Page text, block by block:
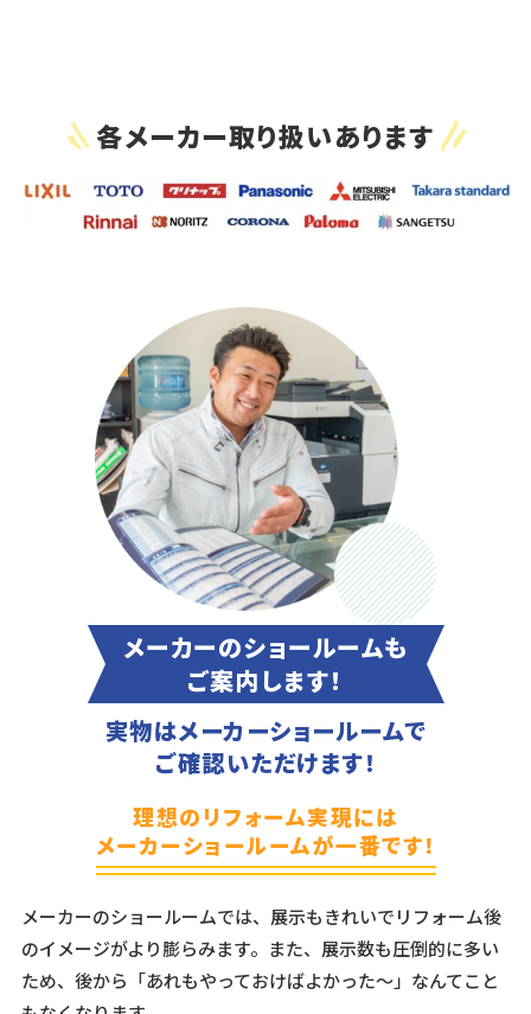
各メーカー取り扱いあります
メーカーのショールームも
ご案内します！
実物はメーカーショールームで
ご確認いただけます！
理想のリフォーム実現には
メーカーショールームが一番です！
メーカーのショールームでは、展示もきれいでリフォーム後
のイメージがより膨らみます。また、展示数も圧倒的に多い
ため、後から「あれもやっておけばよかった～」なんてこと